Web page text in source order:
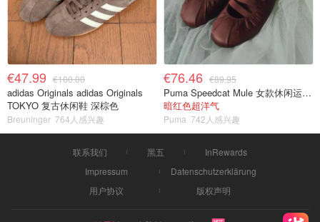
€47.99 €100.00
adidas Originals adidas Originals
TOKYO 复古休闲鞋 深棕色
Breuninger 764人感兴趣
€76.46 €89.95
Puma Speedcat Mule 女款休闲运动鞋
暗红色超洋气
Puma 742人感兴趣
联系我们 黑五
InRewards
Impressum
Datenschutzerklärung
用户协议
版权声明